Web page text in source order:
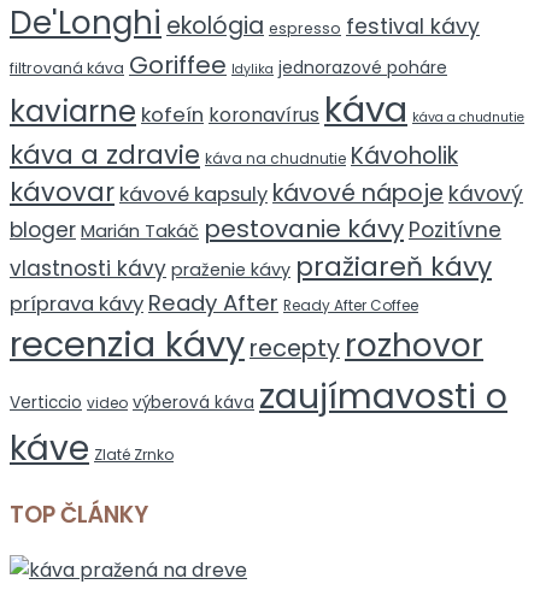
De'Longhi ekológia espresso festival kávy
filtrovaná káva Goriffee Idylika jednorazové poháre
kaviarne kofeín koronavírus káva káva a chudnutie
káva a zdravie káva na chudnutie Kávoholik
kávovar kávové kapsuly kávové nápoje kávový
blogerMarián Takáč pestovanie kávy Pozitívne
vlastnosti kávy praženie kávy pražiareň kávy
príprava kávy Ready After Ready After Coffee
recenzia kávyrecepty rozhovor
Verticcio video výberová káva zaujímavosti o
káve Zlaté Zrnko
TOP ČLÁNKY